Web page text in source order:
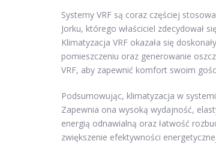
Systemy VRF są coraz częściej
Jorku, którego właściciel zdecydował
Klimatyzacja VRF okazała się
pomieszczeniu oraz generowanie
VRF, aby zapewnić komfort swoim
Podsumowując, klimatyzacja w
Zapewnia ona wysoką wydajność,
energią odnawialną oraz łatwość
zwiększenie efektywności